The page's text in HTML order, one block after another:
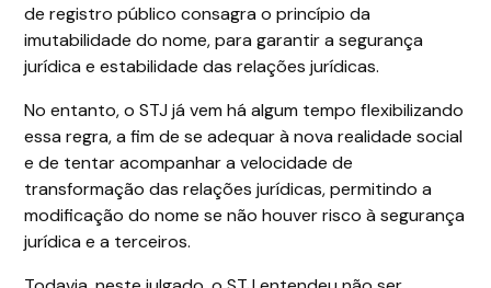
de registro público consagra o princípio da
imutabilidade do nome, para garantir a segurança
jurídica e estabilidade das relações jurídicas.
No entanto, o STJ já vem há algum tempo flexibilizando
essa regra, a fim de se adequar à nova realidade social
e de tentar acompanhar a velocidade de
transformação das relações jurídicas, permitindo a
modificação do nome se não houver risco à segurança
jurídica e a terceiros.